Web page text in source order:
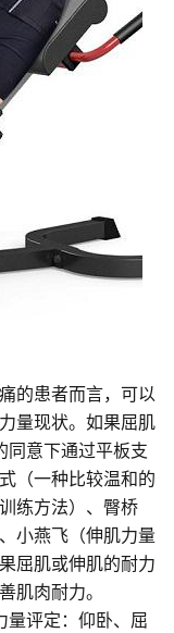
的患者而言，可以
量现状。如果屈肌
同意下通过平板支
（一种比较温和的
练方法）、臀桥
小燕飞（伸肌力量
屈肌或伸肌的耐力
肌肉耐力。
量评定：仰卧、屈